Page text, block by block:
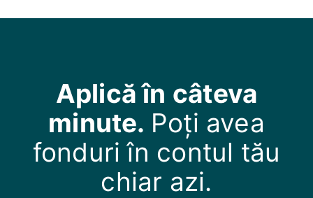
Aplică în câteva
minute. Poți avea
fonduri în contul tău
chiar azi.